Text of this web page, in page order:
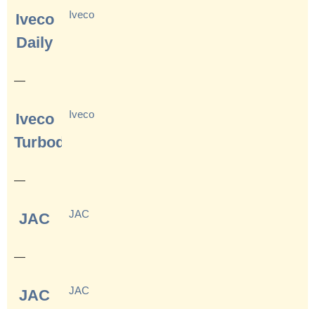
Iveco
Daily
Iveco
—
Iveco
Turbodaily
Iveco
—
JAC JAC
—
JAC
JAC